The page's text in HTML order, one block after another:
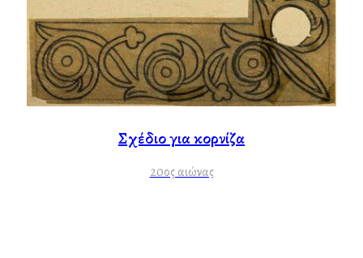
Σχέδιο για κορνίζα
20ος αιώνας